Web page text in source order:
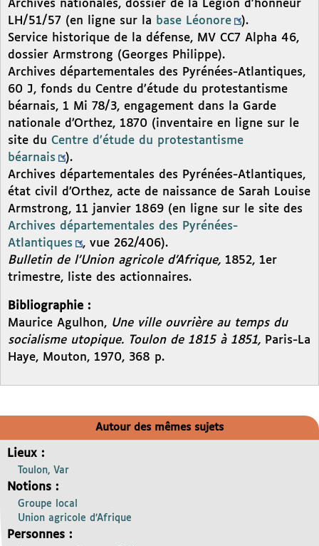
Archives nationales, dossier de la Légion d’honneur
LH/51/57 (en ligne sur la base Léonore
).
Service historique de la défense, MV CC7 Alpha 46,
dossier Armstrong (Georges Philippe).
Archives départementales des Pyrénées-Atlantiques,
60 J, fonds du Centre d’étude du protestantisme
béarnais, 1 Mi 78/3, engagement dans la Garde
nationale d’Orthez, 1870 (inventaire en ligne sur le
site du Centre d’étude du protestantisme
béarnais
).
Archives départementales des Pyrénées-Atlantiques,
état civil d’Orthez, acte de naissance de Sarah Louise
Armstrong, 11 janvier 1869 (en ligne sur le site des
Archives départementales des Pyrénées-
Atlantiques
, vue 262/406).
Bulletin de l’Union agricole d’Afrique, 1852, 1er
trimestre, liste des actionnaires.
Bibliographie :
Maurice Agulhon, Une ville ouvrière au temps du
socialisme utopique. Toulon de 1815 à 1851, Paris-La
Haye, Mouton, 1970, 368 p.
Autour des mêmes sujets
Lieux :
Toulon, Var
Notions :
Groupe local
Union agricole d’Afrique
Personnes :